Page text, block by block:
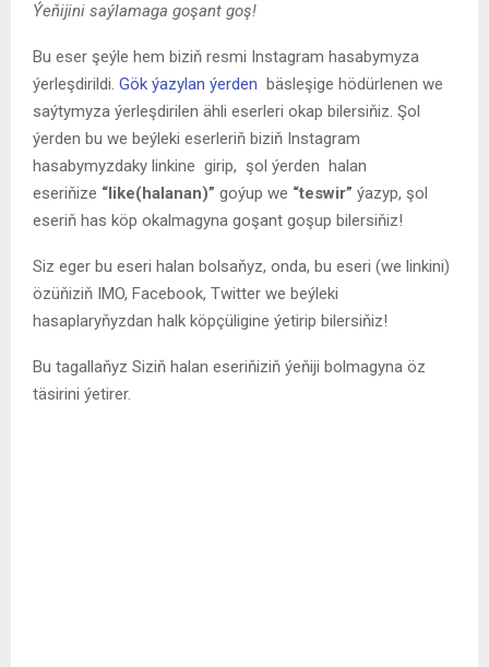
Ýeňijini saýlamaga goşant goş!
Bu eser şeýle hem biziň resmi Instagram hasabymyza
ýerleşdirildi. Gök ýazylan ýerden bäsleşige hödürlenen we
saýtymyza ýerleşdirilen ähli eserleri okap bilersiňiz. Şol
ýerden bu we beýleki eserleriň biziň Instagram
hasabymyzdaky linkine girip, şol ýerden halan
eseriňize “like(halanan)” goýup we “teswir” ýazyp, şol
eseriň has köp okalmagyna goşant goşup bilersiňiz!
Siz eger bu eseri halan bolsaňyz, onda, bu eseri (we linkini)
özüňiziň IMO, Facebook, Twitter we beýleki
hasaplaryňyzdan halk köpçüligine ýetirip bilersiňiz!
Bu tagallaňyz Siziň halan eseriňiziň ýeňiji bolmagyna öz
täsirini ýetirer.